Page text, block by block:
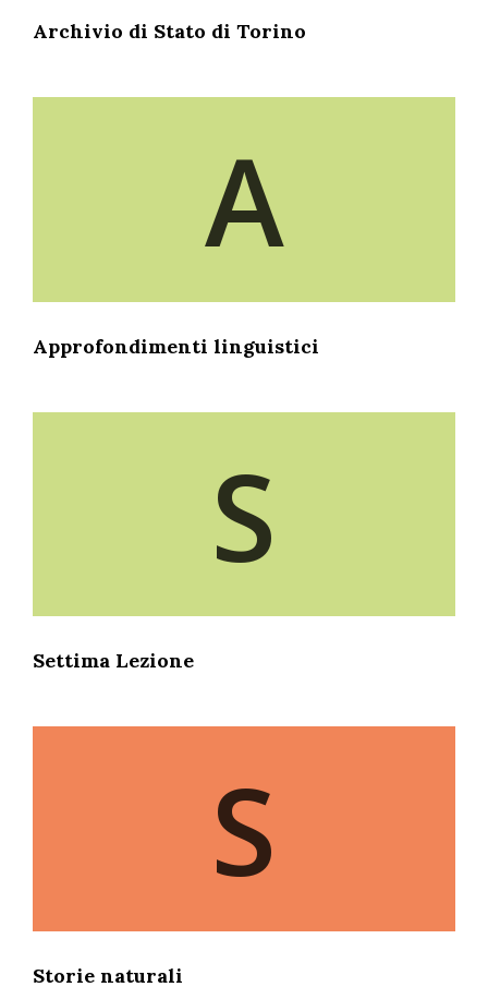
Archivio di Stato di Torino
A
Approfondimenti linguistici
S
Settima Lezione
S
Storie naturali